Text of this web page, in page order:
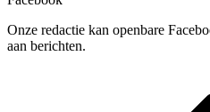
Onze redactie kan openbare
aan berichten.